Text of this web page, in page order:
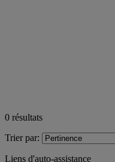
0 résultats
Trier par:
Liens d'auto-assistance